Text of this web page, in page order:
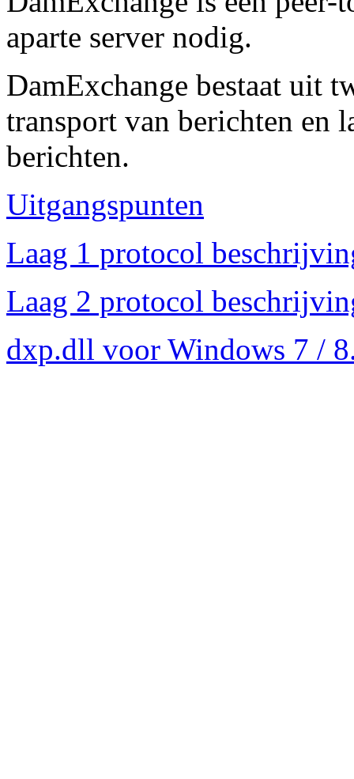
aparte server nodig.
DamExchange bestaat uit
transport van berichten en
berichten.
Uitgangspunten
Laag 1 protocol
Laag 2 protocol
dxp.dll voor Windows 7 /